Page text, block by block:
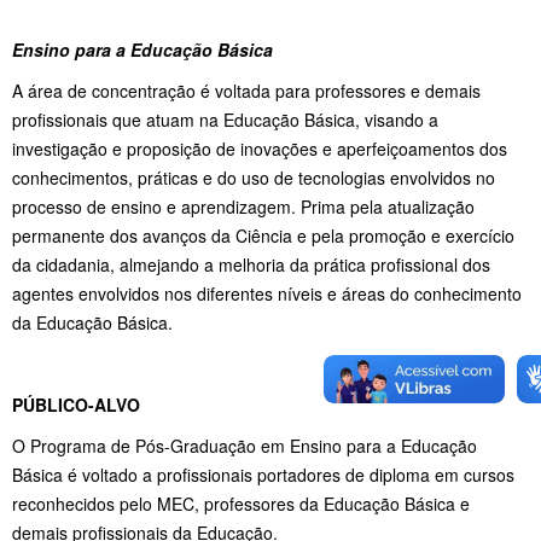
Ensino para a Educação Básica
A área de concentração é voltada para professores e demais
profissionais que atuam na Educação Básica, visando a
investigação e proposição de inovações e aperfeiçoamentos dos
conhecimentos, práticas e do uso de tecnologias envolvidos no
processo de ensino e aprendizagem. Prima pela atualização
permanente dos avanços da Ciência e pela promoção e exercício
da cidadania, almejando a melhoria da prática profissional dos
agentes envolvidos nos diferentes níveis e áreas do conhecimento
da Educação Básica.
PÚBLICO-ALVO
O Programa de Pós-Graduação em Ensino para a Educação
Básica é voltado a profissionais portadores de diploma em cursos
reconhecidos pelo MEC, professores da Educação Básica e
demais profissionais da Educação.